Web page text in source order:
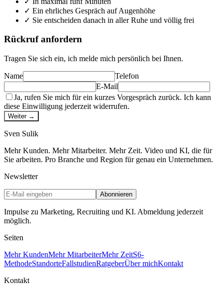
✓ Ein ehrliches Gespräch auf Augenhöhe
✓ Sie entscheiden danach in aller Ruhe und völlig frei
Rückruf anfordern
Tragen Sie sich ein, ich melde mich persönlich bei Ihnen.
Name
Telefon
E-Mail
Ja, rufen Sie mich für ein kurzes Vorgespräch zurück. Ich kann
diese Einwilligung jederzeit widerrufen.
Weiter →
Sven Sulik
Mehr Kunden. Mehr Mitarbeiter. Mehr Zeit. Video und KI, die für
Sie arbeiten. Pro Branche und Region für genau ein Unternehmen.
Newsletter
Abonnieren
Impulse zu Marketing, Recruiting und KI. Abmeldung jederzeit
möglich.
Seiten
Mehr KundenMehr MitarbeiterMehr ZeitS6-
MethodeStandorteFallstudienRatgeberÜber michKontakt
Kontakt